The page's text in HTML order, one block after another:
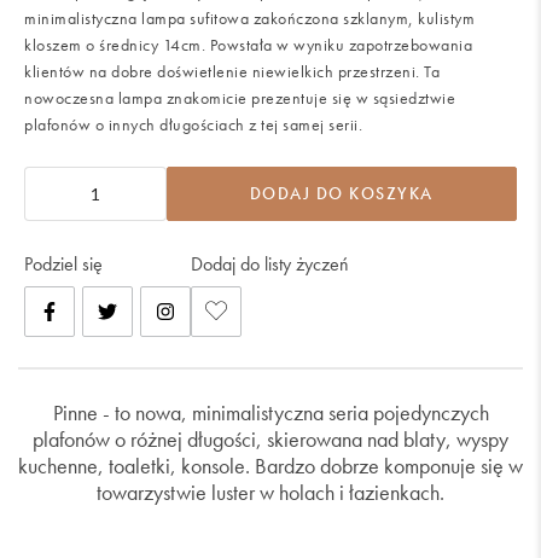
minimalistyczna lampa sufitowa zakończona szklanym, kulistym
kloszem o średnicy 14cm. Powstała w wyniku zapotrzebowania
klientów na dobre doświetlenie niewielkich przestrzeni. Ta
nowoczesna lampa znakomicie prezentuje się w sąsiedztwie
plafonów o innych długościach z tej samej serii.
DODAJ DO KOSZYKA
Podziel się Dodaj do listy życzeń
Pinne - to nowa, minimalistyczna seria pojedynczych
plafonów o różnej długości, skierowana nad blaty, wyspy
kuchenne, toaletki, konsole. Bardzo dobrze komponuje się w
towarzystwie luster w holach i łazienkach.